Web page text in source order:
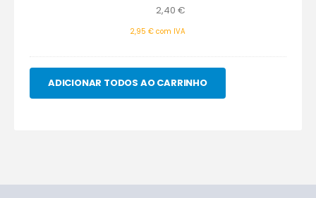
2,40 €
2,95 € com IVA
ADICIONAR TODOS AO CARRINHO